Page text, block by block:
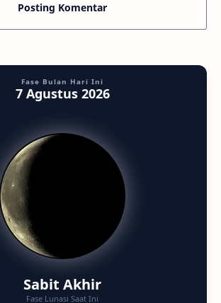
Posting Komentar
Fase Bulan Hari Ini
7 Agustus 2026
Sabit Akhir
Fase Lunasi Saat Ini